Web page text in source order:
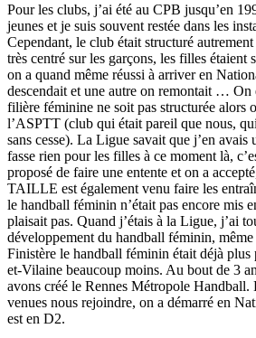
Pour les clubs, j’ai été au CPB jusqu’en
jeunes et je suis souvent restée dans les
Cependant, le club était structuré
très centré sur les garçons, les filles étaient
on a quand même réussi à arriver en
descendait et une autre on remontait … On
filière féminine ne soit pas structurée alors
l’ASPTT (club qui était pareil que nous,
sans cesse). La Ligue savait que j’en avais
fasse rien pour les filles à ce moment là,
proposé de faire une entente et on a
TAILLE est également venu faire les
le handball féminin n’était pas encore mis
plaisait pas. Quand j’étais à la Ligue, j’ai
développement du handball féminin, même
Finistère le handball féminin était déjà plus
et-Vilaine beaucoup moins. Au bout de 3
avons créé le Rennes Métropole
venues nous rejoindre, on a démarré en
est en D2.